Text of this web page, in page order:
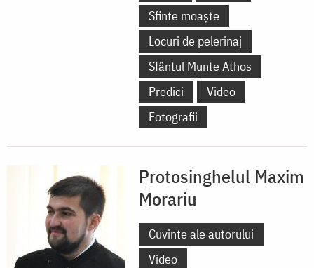
Sfinte moaște
Locuri de pelerinaj
Sfântul Munte Athos
Predici
Video
Fotografii
Protosinghelul Maxim
Morariu
Cuvinte ale autorului
Video